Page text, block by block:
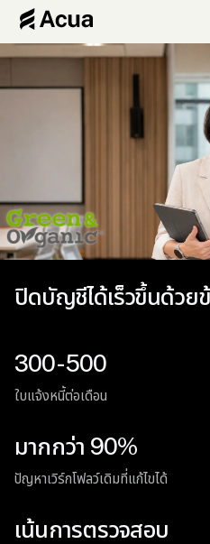
ปิดบัญชีได้เร็วขึ้นด้วย
300-500
ใบแจ้งหนี้ต่อเดือน
มากกว่า 90%
ปัญหาเวิร์กโฟลว์เดิมที่แก้ไขได้
เน้นการตรวจสอบ